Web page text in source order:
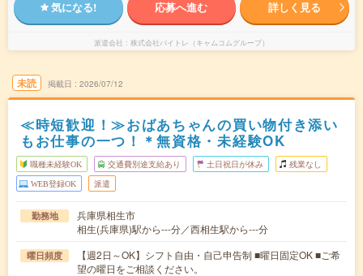
気になる! 応募へ進む 詳しく見る
派遣会社 株式会社バイトレ（キャムコムグループ）
未読 掲載日 2026/07/12
≪時短歓迎！≫おばあちゃんの買い物付き添い
もお仕事の一つ！＊無資格・未経験OK
職種未経験OK 交通費別途支給あり 土日祝日が休み 残業なし
WEB登録OK 派遣
勤務地
兵庫県相生市
相生(兵庫県)駅から---分／西相生駅から---分
曜日頻度
【週2日～OK】シフト自由・自己申告制 ■曜日固定OK ■ご希
望の曜日をご相談ください。